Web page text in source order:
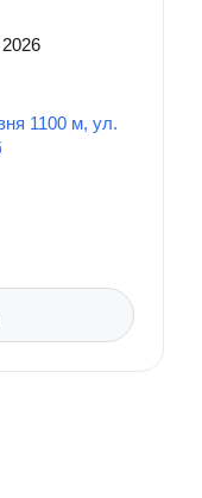
1100 м, ул.